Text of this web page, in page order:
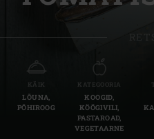
KÄIK
LÕUNA,
PÕHIROOG
KATEGOORIA
KOOGID,
KÖÖGIVILI,
PASTAROAD,
VEGETAARNE